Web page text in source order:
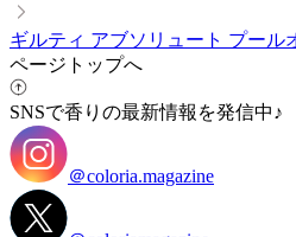
ギルティ アブソリュート プール
ページトップへ
SNSで香りの最新情報を発信中♪
＠coloria.magazine